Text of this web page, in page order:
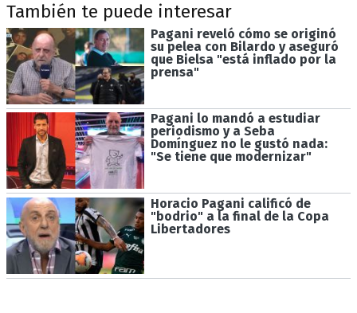
También te puede interesar
Pagani reveló cómo se originó
su pelea con Bilardo y aseguró
que Bielsa "está inflado por la
prensa"
Pagani lo mandó a estudiar
periodismo y a Seba
Domínguez no le gustó nada:
"Se tiene que modernizar"
Horacio Pagani calificó de
"bodrio" a la final de la Copa
Libertadores